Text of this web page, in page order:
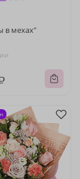
в мехах"